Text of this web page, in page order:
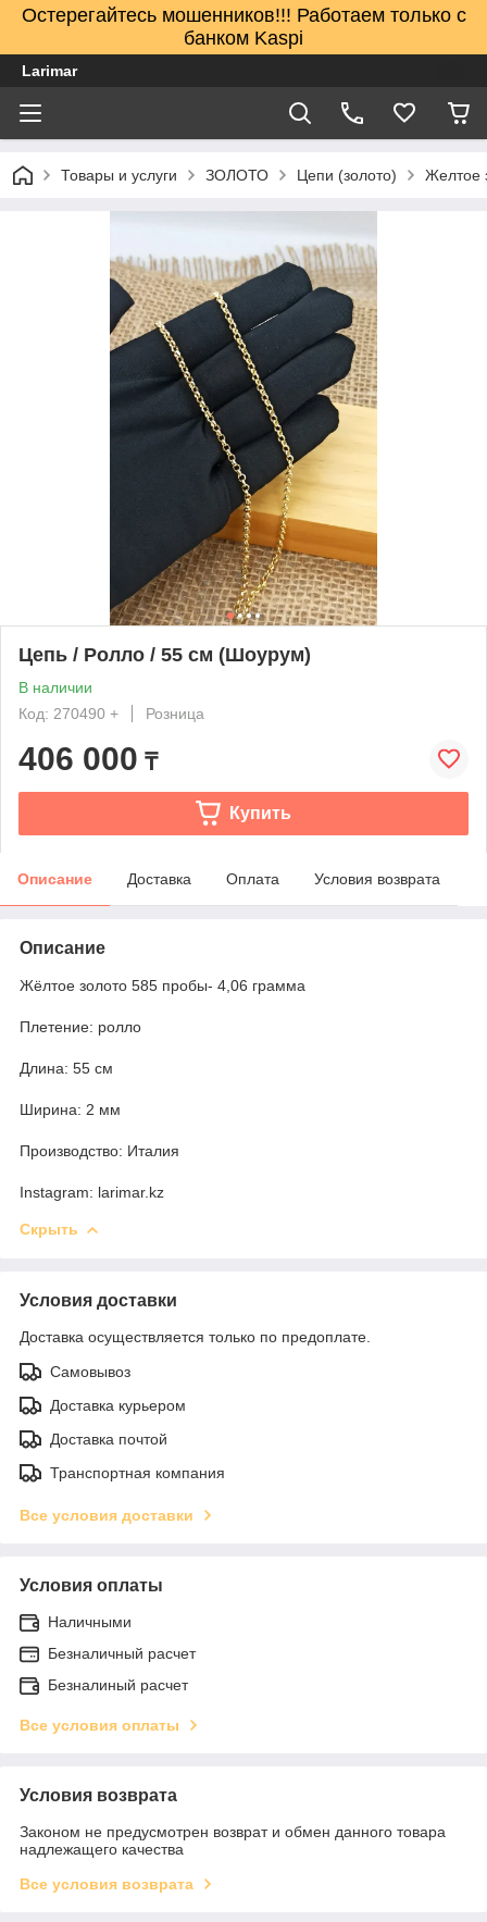
Остерегайтесь мошенников!!! Работаем только с
банком Kaspi
Larimar
Товары и услуги ЗОЛОТО Цепи (золото) Желтое
Цепь / Ролло / 55 см (Шоурум)
В наличии
Код: 270490 +
Розница
406 000 ₸
Купить
Описание Доставка Оплата Условия возврата
Описание
Жёлтое золото 585 пробы- 4,06 грамма
Плетение: ролло
Длина: 55 см
Ширина: 2 мм
Производство: Италия
Instagram: larimar.kz
Скрыть
Условия доставки
Доставка осуществляется только по предоплате.
Самовывоз
Доставка курьером
Доставка почтой
Транспортная компания
Все условия доставки
Условия оплаты
Наличными
Безналичный расчет
Безналиный расчет
Все условия оплаты
Условия возврата
Законом не предусмотрен возврат и обмен данного товара
надлежащего качества
Все условия возврата